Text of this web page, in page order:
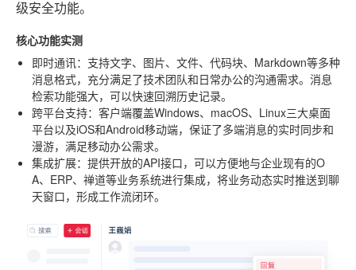
级安全功能。
核心功能实测
即时通讯：支持文字、图片、文件、代码块、Markdown等多种
消息格式，充分满足了技术团队和日常办公的沟通需求。消息
检索功能强大，可以快速回溯历史记录。
跨平台支持：客户端覆盖Windows、macOS、Linux三大桌面
平台以及iOS和Android移动端，保证了多端消息的实时同步和
漫游，满足移动办公需求。
集成扩展：提供开放的API接口，可以方便地与企业现有的O
A、ERP、禅道等业务系统进行集成，将业务动态实时推送到聊
天窗口，形成工作流闭环。